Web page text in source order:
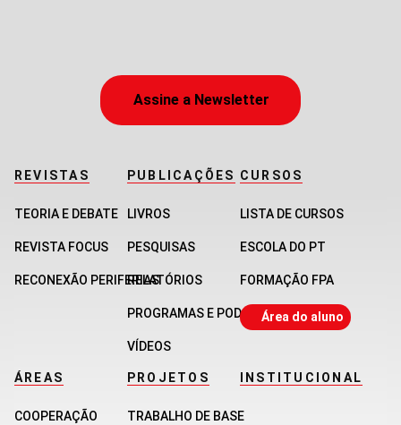
Assine a Newsletter
REVISTAS
TEORIA E DEBATE
REVISTA FOCUS
RECONEXÃO PERIFERIAS
PUBLICAÇÕES
LIVROS
PESQUISAS
RELATÓRIOS
PROGRAMAS E PODCASTS
VÍDEOS
CURSOS
LISTA DE CURSOS
ESCOLA DO PT
FORMAÇÃO FPA
Área do aluno
ÁREAS
COOPERAÇÃO
PROJETOS
TRABALHO DE BASE
INSTITUCIONAL